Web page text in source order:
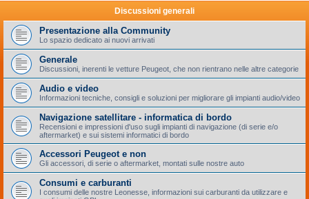
Discussioni generali
Presentazione alla Community
Lo spazio dedicato ai nuovi arrivati
Generale
Discussioni, inerenti le vetture Peugeot, che non rientrano nelle altre categorie
Audio e video
Informazioni tecniche, consigli e soluzioni per migliorare gli impianti audio/video
Navigazione satellitare - informatica di bordo
Recensioni e impressioni d'uso sugli impianti di navigazione (di serie e/o
aftermarket) e sui sistemi informatici di bordo
Accessori Peugeot e non
Gli accessori, di serie o aftermarket, montati sulle nostre auto
Consumi e carburanti
I consumi delle nostre Leonesse, informazioni sui carburanti da utilizzare e